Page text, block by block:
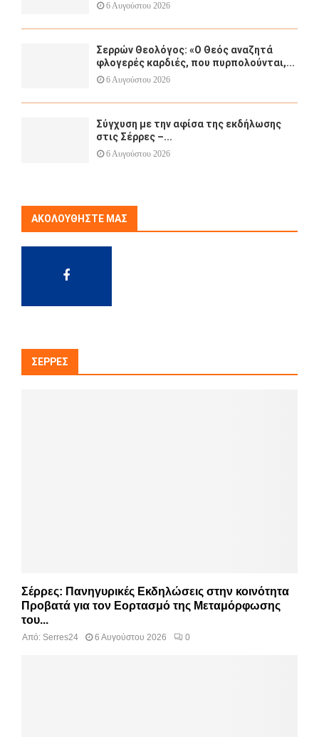
6 Αυγούστου 2026
Σερρών Θεολόγος: «Ο Θεός αναζητά
φλογερές καρδιές, που πυρπολούνται,...
6 Αυγούστου 2026
Σύγχυση με την αφίσα της εκδήλωσης
στις Σέρρες –...
6 Αυγούστου 2026
ΑΚΟΛΟΥΘΉΣΤΕ ΜΑΣ
ΣΈΡΡΕΣ
Σέρρες: Πανηγυρικές Εκδηλώσεις στην κοινότητα
Προβατά για τον Εορτασμό της Μεταμόρφωσης
του...
Από: Serres24 6 Αυγούστου 2026 0